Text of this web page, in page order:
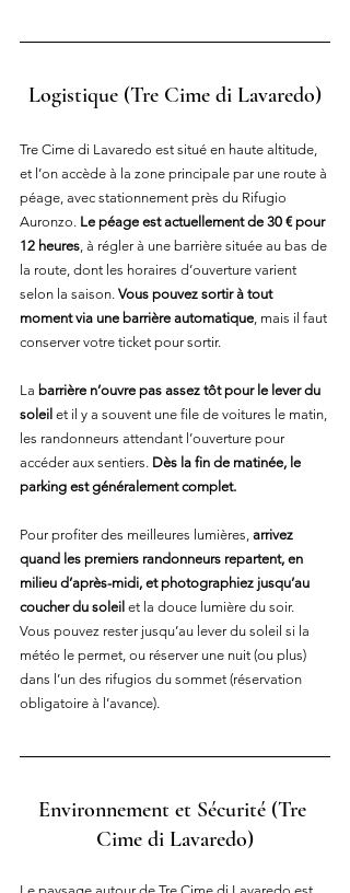
Logistique (Tre Cime di Lavaredo)
Tre Cime di Lavaredo est situé en haute altitude,
et l’on accède à la zone principale par une route à
péage, avec stationnement près du Rifugio
Auronzo. Le péage est actuellement de 30 € pour
12 heures , à régler à une barrière située au bas de
la route, dont les horaires d’ouverture varient
selon la saison. Vous pouvez sortir à tout
moment via une barrière automatique , mais il faut
conserver votre ticket pour sortir.
La barrière n’ouvre pas assez tôt pour le lever du
soleil et il y a souvent une file de voitures le matin,
les randonneurs attendant l’ouverture pour
accéder aux sentiers. Dès la fin de matinée, le
parking est généralement complet.
Pour profiter des meilleures lumières, arrivez
quand les premiers randonneurs repartent, en
milieu d’après-midi, et photographiez jusqu’au
coucher du soleil et la douce lumière du soir.
Vous pouvez rester jusqu’au lever du soleil si la
météo le permet, ou réserver une nuit (ou plus)
dans l’un des rifugios du sommet (réservation
obligatoire à l’avance).
Environnement et Sécurité (Tre
Cime di Lavaredo)